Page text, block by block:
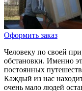
Оформить заказ
Человеку по своей
обстановки. Именно
постоянных
Каждый из нас
очень мало людей